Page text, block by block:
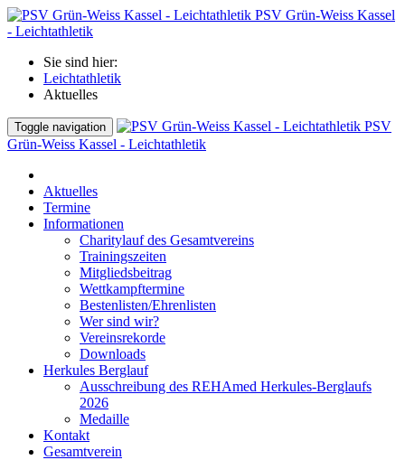
PSV Grün-Weiss Kassel
- Leichtathletik
Sie sind hier:
Leichtathletik
Aktuelles
Toggle navigation
PSV
Grün-Weiss Kassel - Leichtathletik
Aktuelles
Termine
Informationen
Charitylauf des Gesamtvereins
Trainingszeiten
Mitgliedsbeitrag
Wettkampftermine
Bestenlisten/Ehrenlisten
Wer sind wir?
Vereinsrekorde
Downloads
Herkules Berglauf
Ausschreibung des REHAmed Herkules-Berglaufs
2026
Medaille
Kontakt
Gesamtverein